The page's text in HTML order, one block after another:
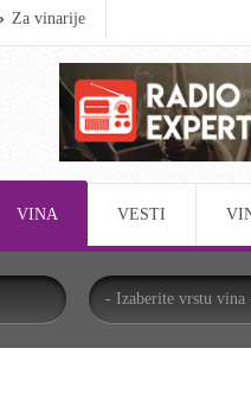
Za vinarije
VINA VESTI
- Izaberite vrstu vina